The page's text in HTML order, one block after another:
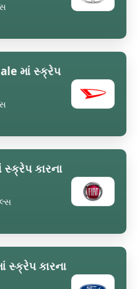
માં સ્ક્રેપ
કારના
સ્ક્રેપ કારના